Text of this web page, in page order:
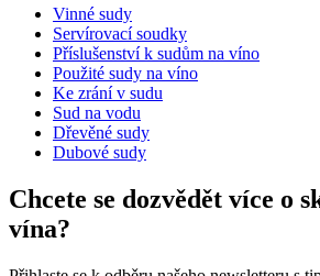
Rozměry (ŠxVxH cm)
Hmotnost (kg) 30
Vinné sudy
Servírovací soudky
Příslušenství k sudům na víno
Použité sudy na víno
Ke zrání v sudu
Sud na vodu
Dřevěné sudy
Dubové sudy
Chcete se dozvědět více o
vína?